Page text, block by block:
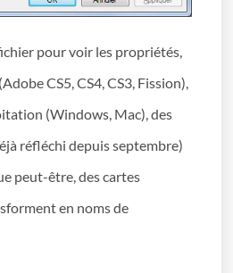
pour voir les propriétés,
CS5, CS4, CS3, Fission),
(Windows, Mac), des
réfléchi depuis septembre)
peut-être, des cartes
en noms de